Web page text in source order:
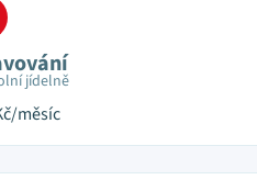
jídelně
měsíc